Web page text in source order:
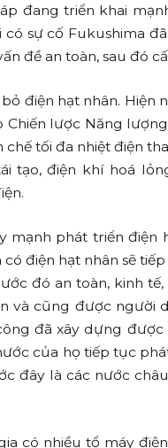
đang triển khai
có sự cố Fukushima
đề an toàn, sau đó
điện hạt nhân. Hiện
Chiến lược Năng
chế tối đa nhiệt điện
tạo, điện khí hoá
mạnh phát triển
có điện hạt nhân sẽ
đó an toàn, kinh
và cũng được người
đã xây dựng
của họ tiếp tục
đây là các nước
có nhiều tổ máy